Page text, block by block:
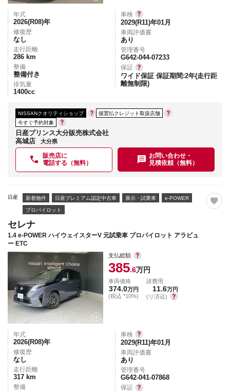
年式
2026(R08)年
修復歴
なし
走行距離
286 km
整備
整備付き
排気量
1400cc
車検
2029(R11)年01月
車両評価書
あり
管理番号
G642-044-07233
保証
ワイド保証 保証期間:2年(走行距
離無制限)
NISSANクオリティショップ
据置払クレジット取扱店舗
今すぐ予約対象
日産プリンス大分販売株式会社
高城店
大分県
販売店に
電話する（無料）
お問い合わせ・
見積依頼（無料）
日産 新着物件 日産プレミアム認定中古車 展示・試乗車 e-POWER
プロパイロット
セレナ
1.4 e-POWER ハイウェイスターV 元試乗車 プロパイロット アラビュ
ー ETC
支払総額
385.6万円
車両価格
374.0万円
(税込 *10%)
諸費用
11.6万円
(リ済込)
年式
2026(R08)年
修復歴
なし
走行距離
317 km
整備
車検
2029(R11)年01月
車両評価書
あり
管理番号
G642-041-07868
保証